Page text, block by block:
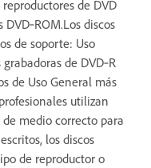
de DVD
discos
de soporte: Uso
de DVD‑R
de Uso General más
utilizan
medio correcto para
los discos
de reproductor o